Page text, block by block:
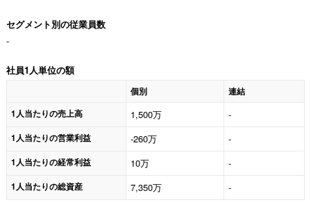
セグメント別の従業員数
-
社員1人単位の額
個別
連結
1人当たりの売上高
1,500万 -
1人当たりの営業利益 -260万 -
1人当たりの経常利益 10万 -
1人当たりの総資産 7,350万 -